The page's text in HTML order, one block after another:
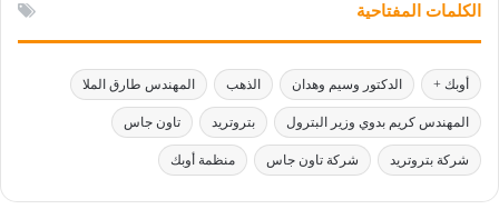
الكلمات المفتاحية
أوبك + الدكتور وسيم وهدان الذهب المهندس طارق الملا
المهندس كريم بدوي وزير البترول بتروتريد تاون جاس
شركة بتروتريد شركة تاون جاس منظمة أوبك